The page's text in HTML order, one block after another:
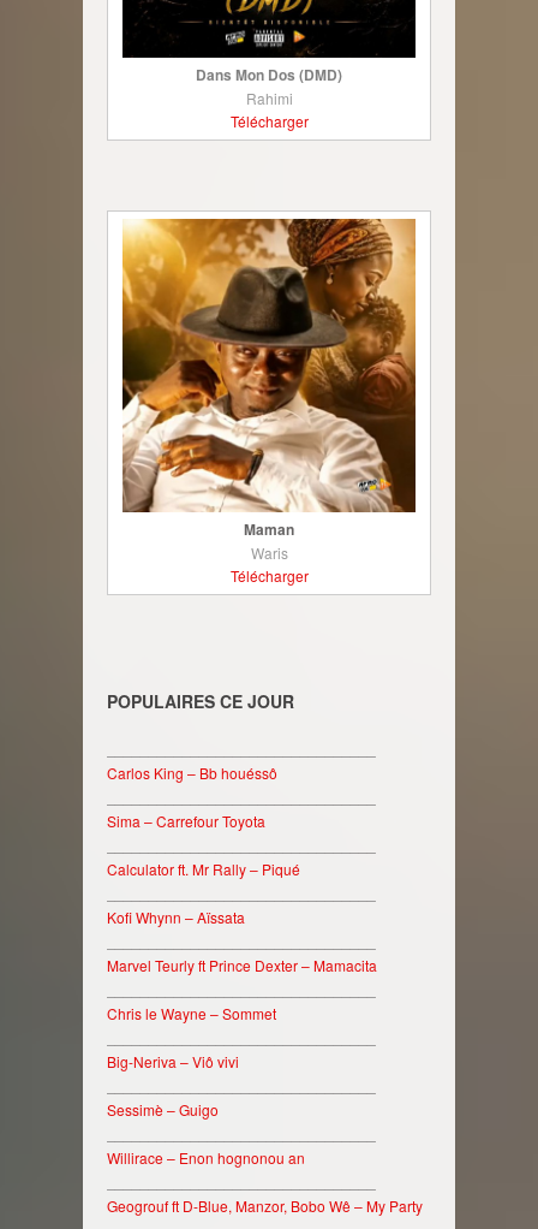
Dans Mon Dos (DMD)
Rahimi
Télécharger
Maman
Waris
Télécharger
POPULAIRES CE JOUR
Carlos King – Bb houéssô
Sima – Carrefour Toyota
Calculator ft. Mr Rally – Piqué
Kofi Whynn – Aïssata
Marvel Teurly ft Prince Dexter – Mamacita
Chris le Wayne – Sommet
Big-Neriva – Viô vivi
Sessimè – Guigo
Willirace – Enon hognonou an
Geogrouf ft D-Blue, Manzor, Bobo Wê – My Party